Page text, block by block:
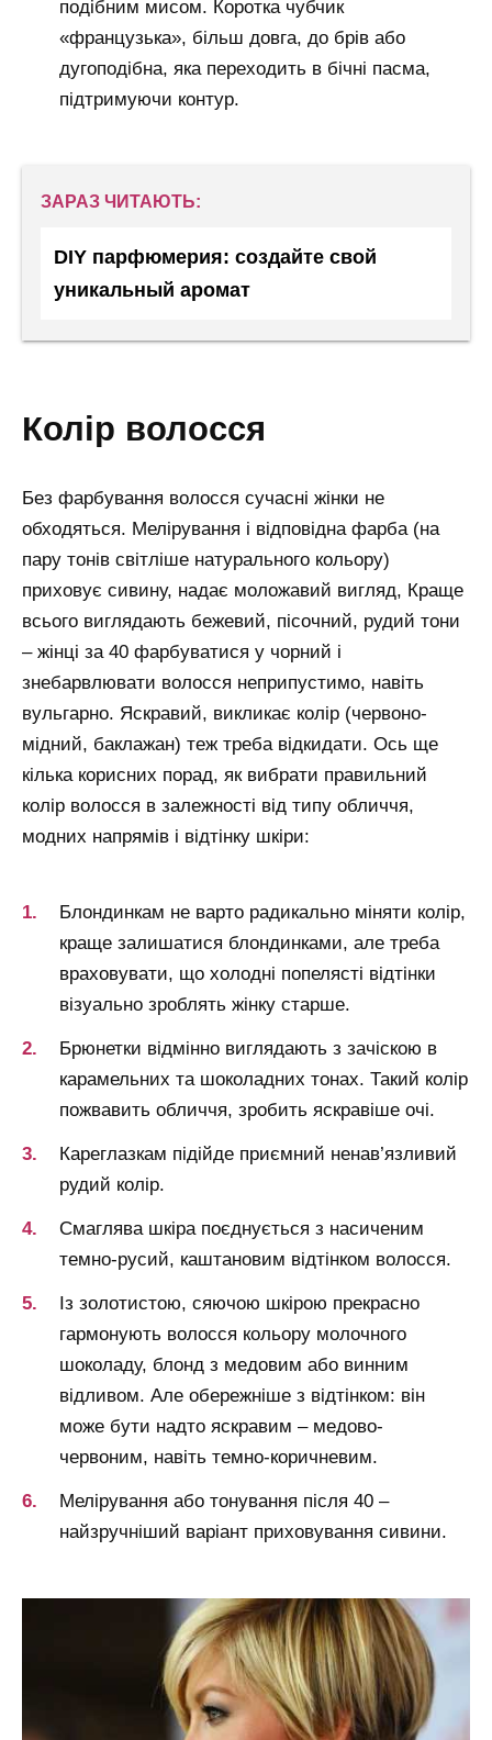
подібним мисом. Коротка чубчик
«французька», більш довга, до брів або
дугоподібна, яка переходить в бічні пасма,
підтримуючи контур.
ЗАРАЗ ЧИТАЮТЬ:
DIY парфюмерия: создайте свой
уникальный аромат
колір волосся
Без фарбування волосся сучасні жінки не
обходяться. Мелірування і відповідна фарба (на
пару тонів світліше натурального кольору)
приховує сивину, надає моложавий вигляд, Краще
всього виглядають бежевий, пісочний, рудий тони
– жінці за 40 фарбуватися у чорний і
знебарвлювати волосся неприпустимо, навіть
вульгарно. Яскравий, викликає колір (червоно-
мідний, баклажан) теж треба відкидати. Ось ще
кілька корисних порад, як вибрати правильний
колір волосся в залежності від типу обличчя,
модних напрямів і відтінку шкіри:
Блондинкам не варто радикально міняти колір,
краще залишатися блондинками, але треба
враховувати, що холодні попелясті відтінки
візуально зроблять жінку старше.
Брюнетки відмінно виглядають з зачіскою в
карамельних та шоколадних тонах. Такий колір
пожвавить обличчя, зробить яскравіше очі.
Кареглазкам підійде приємний ненав’язливий
рудий колір.
Смаглява шкіра поєднується з насиченим
темно-русий, каштановим відтінком волосся.
Із золотистою, сяючою шкірою прекрасно
гармонують волосся кольору молочного
шоколаду, блонд з медовим або винним
відливом. Але обережніше з відтінком: він
може бути надто яскравим – медово-
червоним, навіть темно-коричневим.
Мелірування або тонування після 40 –
найзручніший варіант приховування сивини.